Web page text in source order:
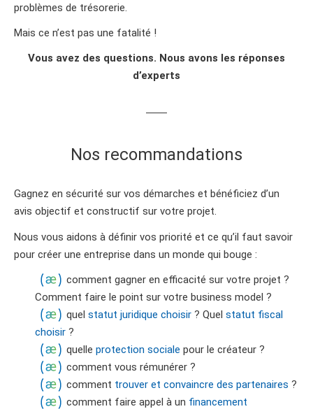
problèmes de trésorerie.
Mais ce n’est pas une fatalité !
Vous avez des questions. Nous avons les réponses
d’experts
Nos recommandations
Gagnez en sécurité sur vos démarches et bénéficiez d’un
avis objectif et constructif sur votre projet.
Nous vous aidons à définir vos priorité et ce qu’il faut savoir
pour créer une entreprise dans un monde qui bouge :
comment gagner en efficacité sur votre projet ?
Comment faire le point sur votre business model ?
quel statut juridique choisir ? Quel statut fiscal
choisir ?
quelle protection sociale pour le créateur ?
comment vous rémunérer ?
comment trouver et convaincre des partenaires ?
comment faire appel à un financement